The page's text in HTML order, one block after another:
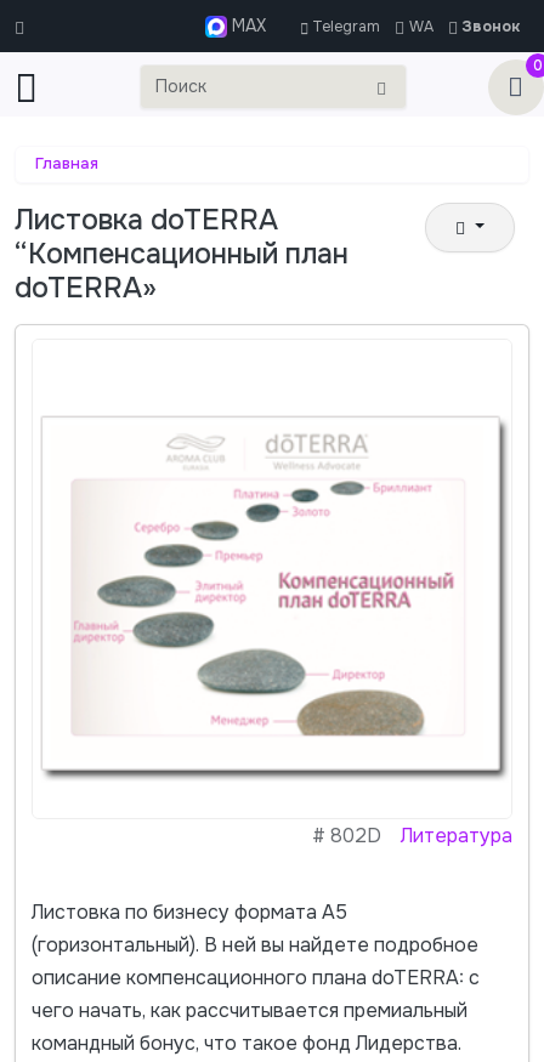
MAX Telegram WA
Звонок
0
Главная
Листовка doTERRA
“Компенсационный план
doTERRA»
#802D Литература
Листовка по бизнесу формата А5
(горизонтальный). В ней вы найдете подробное
описание компенсационного плана doTERRA: с
чего начать, как рассчитывается премиальный
командный бонус, что такое фонд Лидерства.